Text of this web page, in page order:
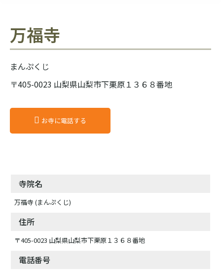
万福寺
まんぷくじ
〒405-0023 山梨県山梨市下栗原１３６８番地
お寺に電話する
寺院名
万福寺 (まんぷくじ)
住所
〒405-0023 山梨県山梨市下栗原１３６８番地
電話番号